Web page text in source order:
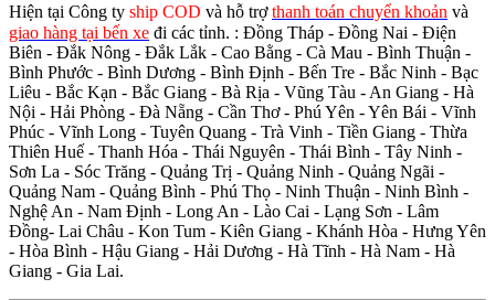
Hiện tại Công ty ship COD và hỗ trợthanh toán chuyển khoản và
giao hàng tại bến xe đi các tỉnh. : Đồng Tháp - Đồng Nai - Điện
Biên - Đắk Nông - Đắk Lắk - Cao Bằng - Cà Mau - Bình Thuận -
Bình Phước - Bình Dương - Bình Định - Bến Tre - Bắc Ninh - Bạc
Liêu - Bắc Kạn - Bắc Giang - Bà Rịa - Vũng Tàu - An Giang - Hà
Nội - Hải Phòng - Đà Nẵng - Cần Thơ - Phú Yên - Yên Bái - Vĩnh
Phúc - Vĩnh Long - Tuyên Quang - Trà Vinh - Tiền Giang - Thừa
Thiên Huế - Thanh Hóa - Thái Nguyên - Thái Bình - Tây Ninh -
Sơn La - Sóc Trăng - Quảng Trị - Quảng Ninh - Quảng Ngãi -
Quảng Nam - Quảng Bình - Phú Thọ - Ninh Thuận - Ninh Bình -
Nghệ An - Nam Định - Long An - Lào Cai - Lạng Sơn - Lâm
Đồng- Lai Châu - Kon Tum - Kiên Giang - Khánh Hòa - Hưng Yên
- Hòa Bình - Hậu Giang - Hải Dương - Hà Tĩnh - Hà Nam - Hà
Giang - Gia Lai.